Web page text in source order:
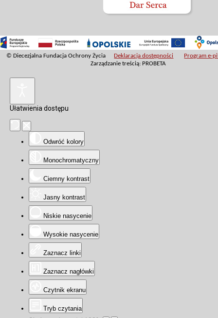
© Diecezjalna Fundacja Ochrony Życia Deklaracja dostępności
Program e-
Zarządzanie treścią: PROBETA
Ułatwienia dostępu
Odwróć kolory
Monochromatyczny
Ciemny kontrast
Jasny kontrast
Niskie nasycenie
Wysokie nasycenie
Zaznacz linki
Zaznacz nagłówki
Czytnik ekranu
Tryb czytania